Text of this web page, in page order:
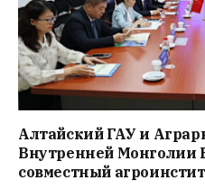
Алтайский ГАУ и
Внутренней Монголии
совместный